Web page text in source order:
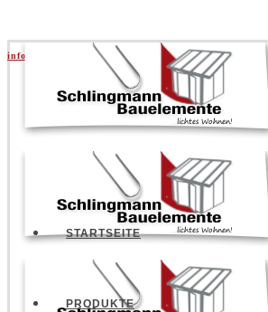
info@schlingmann.org |+49 5141 957730
STARTSEITE
PRODUKTE